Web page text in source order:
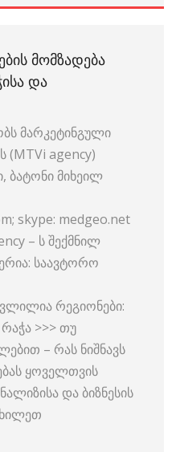
ᲛᲝᲛᲖᲐᲓᲔᲑᲐ
ᲓᲐ
მარკეტინგული
(MTVi agency)
მიხეილ
skype: medgeo.net
– ს შექმნილ
საავტორო
რეგიონები:
რაჭა >>> თუ
– რას ნიშნავს
ყოველთვის
და ბიზნესის